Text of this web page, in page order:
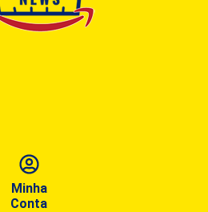
Minha
Conta